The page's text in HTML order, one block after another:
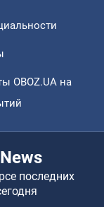
OBOZ.UA на
последних